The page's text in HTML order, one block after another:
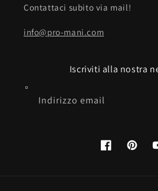
Contattaci subito via mail!
info@pro-mani.com
Iscriviti alla nostra
Indirizzo email
Facebook